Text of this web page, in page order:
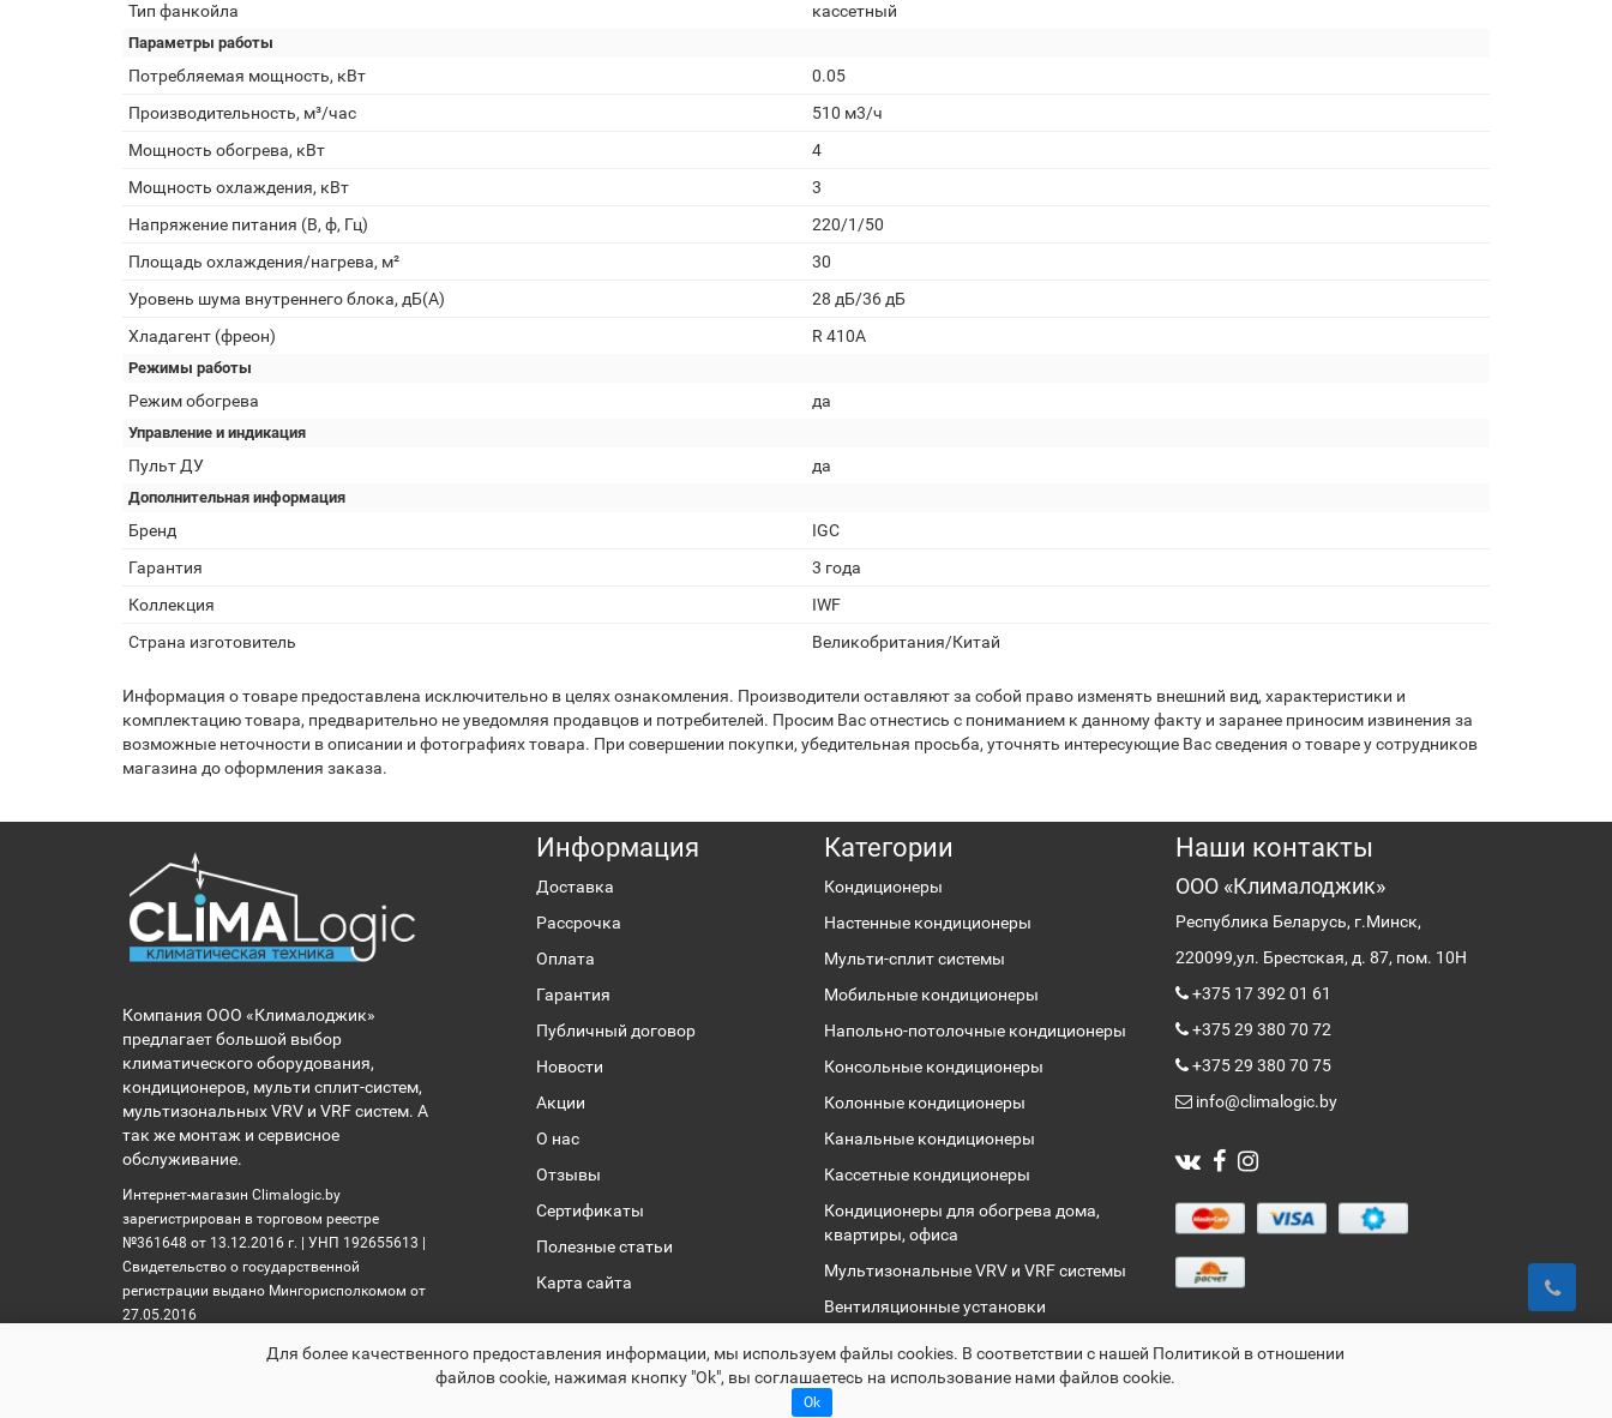
Тип фанкойла
кассетный
Параметры работы
Потребляемая мощность, кВт
0.05
Производительность, м³/час
510 м3/ч
Мощность обогрева, кВт
4
Мощность охлаждения, кВт
3
Напряжение питания (В, ф, Гц)
220/1/50
Площадь охлаждения/нагрева, м²
30
Уровень шума внутреннего блока, дБ(А)
28 дБ/36 дБ
Хладагент (фреон)
R 410A
Режимы работы
Режим обогрева да
Управление и индикация
Пульт ДУ да
Дополнительная информация
Бренд
IGC
Гарантия
3 года
Коллекция
IWF
Страна изготовитель
Великобритания/Китай
Информация о товаре предоставлена исключительно в целях ознакомления. Производители оставляют за собой право изменять внешний вид, характеристики и
комплектацию товара, предварительно не уведомляя продавцов и потребителей. Просим Вас отнестись с пониманием к данному факту и заранее приносим извинения за
возможные неточности в описании и фотографиях товара. При совершении покупки, убедительная просьба, уточнять интересующие Вас сведения о товаре у сотрудников
магазина до оформления заказа.
Компания ООО «Клималоджик»
предлагает большой выбор
климатического оборудования,
кондиционеров, мульти сплит-систем,
мультизональных VRV и VRF систем. А
так же монтаж и сервисное
обслуживание.
Интернет-магазин Climalogic.by
зарегистрирован в торговом реестре
№361648 от 13.12.2016 г. | УНП 192655613 |
Свидетельство о государственной
регистрации выдано Мингорисполкомом от
27.05.2016
Информация
Доставка
Рассрочка
Оплата
Гарантия
Публичный договор
Новости
Акции
О нас
Отзывы
Сертификаты
Полезные статьи
Карта сайта
Категории
Кондиционеры
Настенные кондиционеры
Мульти-сплит системы
Мобильные кондиционеры
Напольно-потолочные кондиционеры
Консольные кондиционеры
Колонные кондиционеры
Канальные кондиционеры
Кассетные кондиционеры
Кондиционеры для обогрева дома,
квартиры, офиса
Мультизональные VRV и VRF системы
Вентиляционные установки
Чиллеры
Наши контакты
ООО «Клималоджик»
Республика Беларусь, г.Минск,
220099,ул. Брестская, д. 87, пом. 10Н
+375 17 392 01 61
+375 29 380 70 72
+375 29 380 70 75
info@climalogic.by
Раскрутка -cropas.by
Для более качественного предоставления информации, мы используем файлы сookies. В соответствии с нашей Политикой в отношении
файлов cookie, нажимая кнопку "Ok", вы соглашаетесь на использование нами файлов cookie.
Ok